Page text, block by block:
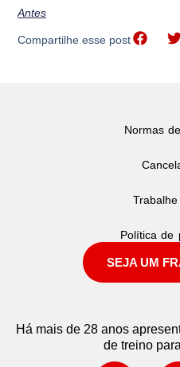
Antes
Compartilhe esse post
Normas
Política de
SEJA UM
Há mais de 28 anos
de treino